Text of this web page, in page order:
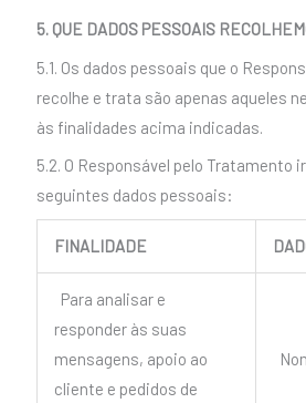
5. QUE DADOS PESSOAIS
5.1. Os dados pessoais que o
recolhe e trata são apenas aqueles
às finalidades acima indicadas.
5.2. O Responsável pelo Tratamento
seguintes dados pessoais:
FINALIDADE
Para analisar e
responder às suas
mensagens, apoio ao
cliente e pedidos de